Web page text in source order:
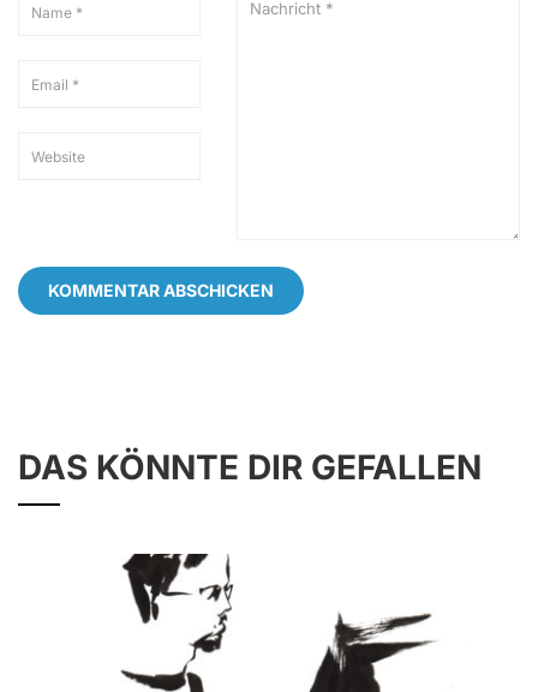
DAS KÖNNTE DIR GEFALLEN